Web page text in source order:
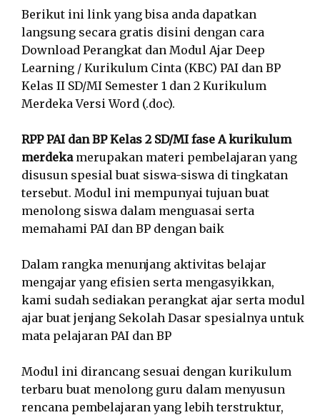
Berikut ini link yang bisa anda dapatkan
langsung secara gratis disini dengan cara
Download Perangkat dan Modul Ajar Deep
Learning / Kurikulum Cinta (KBC) PAI dan BP
Kelas II SD/MI Semester 1 dan 2 Kurikulum
Merdeka Versi Word (.doc).
RPP PAI dan BP Kelas 2 SD/MI fase A kurikulum
merdekamerupakan materi pembelajaran yang
disusun spesial buat siswa-siswa di tingkatan
tersebut. Modul ini mempunyai tujuan buat
menolong siswa dalam menguasai serta
memahami PAI dan BP dengan baik
Dalam rangka menunjang aktivitas belajar
mengajar yang efisien serta mengasyikkan,
kami sudah sediakan perangkat ajar serta modul
ajar buat jenjang Sekolah Dasar spesialnya untuk
mata pelajaran PAI dan BP
Modul ini dirancang sesuai dengan kurikulum
terbaru buat menolong guru dalam menyusun
rencana pembelajaran yang lebih terstruktur,